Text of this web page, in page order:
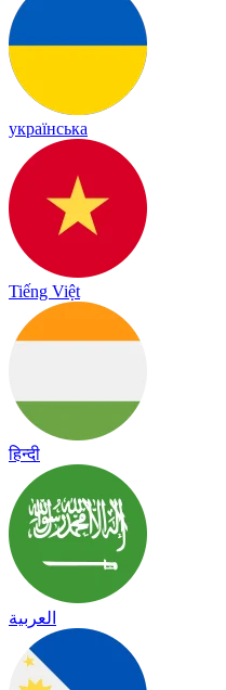
українська
Tiếng Việt
हिन्दी
العربية